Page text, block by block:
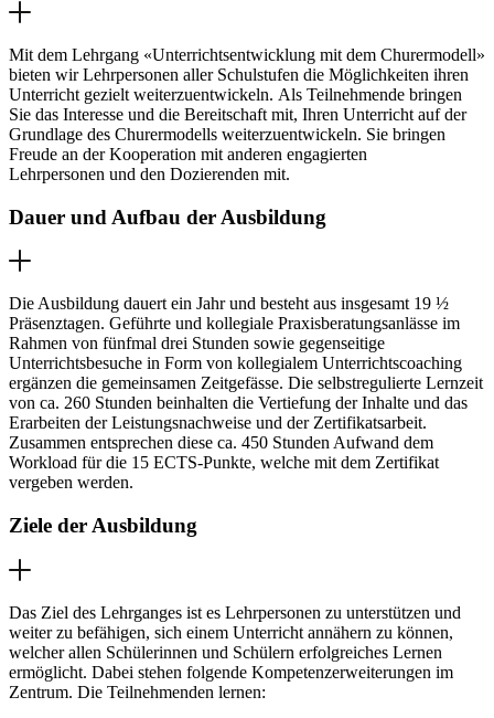
Mit dem Lehrgang «Unterrichtsentwicklung mit dem Churermodell»
bieten wir Lehrpersonen aller Schulstufen die Möglichkeiten ihren
Unterricht gezielt weiterzuentwickeln. Als Teilnehmende bringen
Sie das Interesse und die Bereitschaft mit, Ihren Unterricht auf der
Grundlage des Churermodells weiterzuentwickeln. Sie bringen
Freude an der Kooperation mit anderen engagierten
Lehrpersonen und den Dozierenden mit.
Dauer und Aufbau der Ausbildung
Die Ausbildung dauert ein Jahr und besteht aus insgesamt 19 ½
Präsenztagen. Geführte und kollegiale Praxisberatungsanlässe im
Rahmen von fünfmal drei Stunden sowie gegenseitige
Unterrichtsbesuche in Form von kollegialem Unterrichtscoaching
ergänzen die gemeinsamen Zeitgefässe. Die selbstregulierte Lernzeit
von ca. 260 Stunden beinhalten die Vertiefung der Inhalte und das
Erarbeiten der Leistungsnachweise und der Zertifikatsarbeit.
Zusammen entsprechen diese ca. 450 Stunden Aufwand dem
Workload für die 15 ECTS-Punkte, welche mit dem Zertifikat
vergeben werden.
Ziele der Ausbildung
Das Ziel des Lehrganges ist es Lehrpersonen zu unterstützen und
weiter zu befähigen, sich einem Unterricht annähern zu können,
welcher allen Schülerinnen und Schülern erfolgreiches Lernen
ermöglicht. Dabei stehen folgende Kompetenzerweiterungen im
Zentrum. Die Teilnehmenden lernen: